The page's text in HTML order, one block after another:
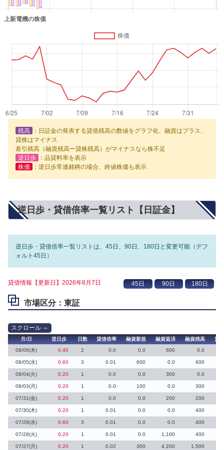
残高
：日証金の発表する貸借残高の数値をグラフ化、融資はプラス、
貸株はマイナス
差引残高（融資残高ー貸株残高）がマイナスなら株不足
逆日歩
：品貸料率を表示
株価
：逆日歩常連銘柄の場合、終値株価も表示
逆日歩・貸借倍率一覧リスト【日証金】
逆日歩・貸借倍率一覧リストは、45日、90日、180日と変更可能（デフ
ォルト45日）
貸借情報【更新日】2026年8月7日
市場区分：東証
月/日 逆日歩 日数 貸借倍率 融資新規 融資返済 融資残高
貸
08/06(木)
0.40 2 0.0 0.0 600 0.0
08/05(水) 0.60 3 0.01 600 0.0 600
08/04(火) 0.20 1 0.0 0.0 300 0.0
08/03(月) 0.20 1 0.0 100 0.0 300
07/31(金) 0.20 1 0.0 0.0 200 200
07/30(木) 0.20 1 0.01 0.0 0.0 400
07/29(水) 0.60 3 0.01 0.0 0.0 400
07/28(火) 0.20 1 0.01 0.0 1,100 400
07/27(月) 0.20 1 0.02 300 4,200 1,500